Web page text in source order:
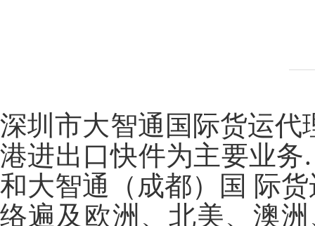
深圳市大智通国际货运
港进出口快件为主要业
和大智通（成都）国 际
络遍及欧洲、北美、澳